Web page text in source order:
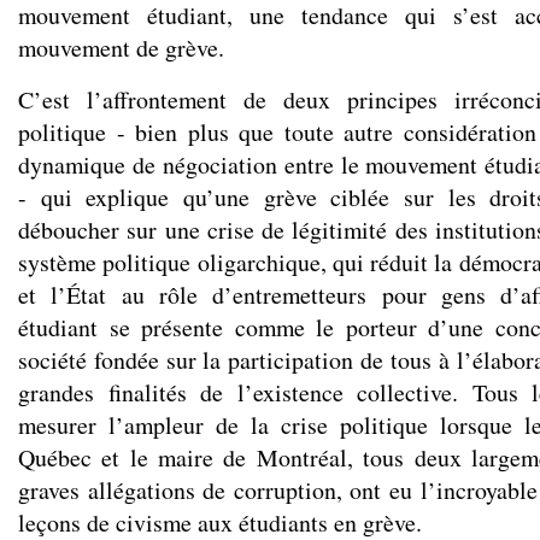
mouvement étudiant, une tendance qui s’est
mouvement de grève.
C’est l’affrontement de deux principes
politique - bien plus que toute autre
dynamique de négociation entre le mouvement
- qui explique qu’une grève ciblée sur les
déboucher sur une crise de légitimité des
système politique oligarchique, qui réduit la
et l’État au rôle d’entremetteurs pour gens
étudiant se présente comme le porteur d’une
société fondée sur la participation de tous à
grandes finalités de l’existence collective. Tous
mesurer l’ampleur de la crise politique lorsque
Québec et le maire de Montréal, tous deux
graves allégations de corruption, ont eu
leçons de civisme aux étudiants en grève.